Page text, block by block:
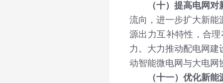
（十）提高电网
流向，进一步扩大新能
源出力互补特性，合
力。大力推动配电网
动智能微电网与大电网
（十一）优化新